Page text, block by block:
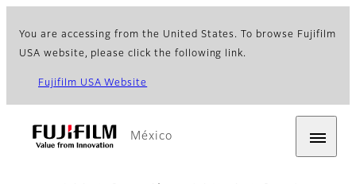
You are accessing from the United States. To browse Fujifilm
USA website, please click the following link.
Fujifilm USA Website
México